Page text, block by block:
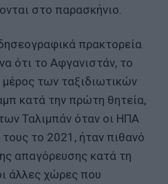
στο παρασκήνιο.
πρακτορεία
ότι το Αφγανιστάν, το
των ταξιδιωτικών
κατά την πρώτη θητεία,
Ταλιμπάν όταν οι ΗΠΑ
το 2021, ήταν πιθανό
απαγόρευσης κατά τη
άλλες χώρες που